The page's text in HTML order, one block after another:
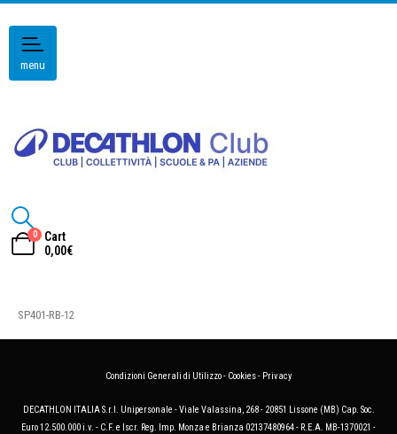
menu
0
Cart
0,00€
SP401-RB-12
Condizioni Generali di Utilizzo- Cookies- Privacy
DECATHLON ITALIA S.r.l. Unipersonale - Viale Valassina, 268 - 20851 Lissone (MB) Cap. Soc.
Euro 12.500.000 i.v. - C.F. e Iscr. Reg. Imp. Monza e Brianza 02137480964 - R.E.A. MB-1370021 -